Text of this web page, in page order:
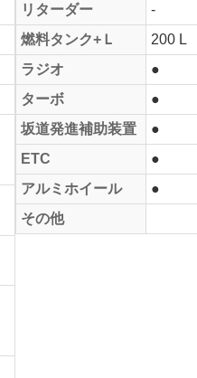
リターダー
-
燃料タンク+Ｌ
200 L
ラジオ
●
ターボ
●
坂道発進補助装置
●
ETC
●
アルミホイール
●
その他